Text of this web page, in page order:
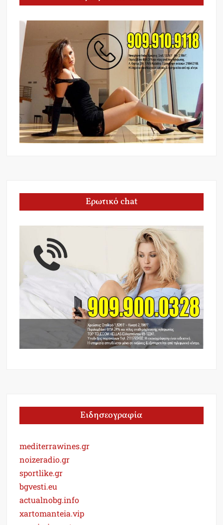
Ερωτικό chat
Ειδησεογραφία
mediterrawines.gr
noizeradio.gr
sportlike.gr
bgvesti.eu
actualnobg.info
xartomanteia.vip